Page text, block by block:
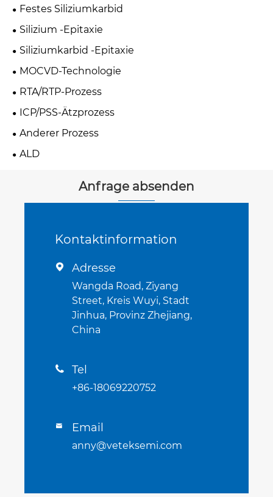
Festes Siliziumkarbid
Silizium -Epitaxie
Siliziumkarbid -Epitaxie
MOCVD-Technologie
RTA/RTP-Prozess
ICP/PSS-Ätzprozess
Anderer Prozess
ALD
Anfrage absenden
Kontaktinformation
 Adresse
Wangda Road, Ziyang
Street, Kreis Wuyi, Stadt
Jinhua, Provinz Zhejiang,
China
 Tel
+86-18069220752
 Email
anny@veteksemi.com